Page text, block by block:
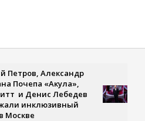
Александр
«Акула»,
Денис Лебедев
инклюзивный